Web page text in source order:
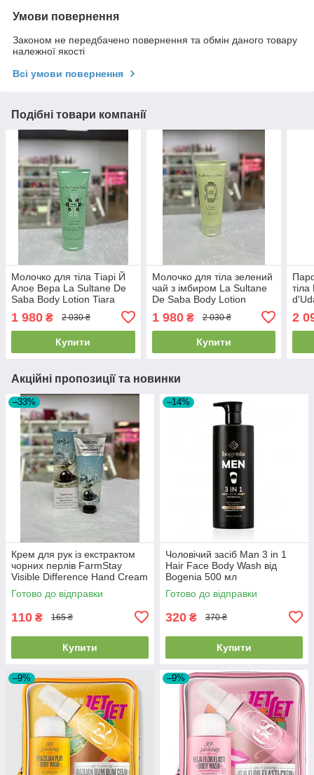
Умови повернення
Законом не передбачено повернення та обмін даного товару
належної якості
Всі умови повернення
Подібні товари компанії
Молочко для тіла Тіарі Й
Алое Вера La Sultane De
Saba Body Lotion Tiara
Flowers & Aloe Vera 200мл
1 980 ₴ 2 030 ₴
Купити
Молочко для тіла зелений
чай з імбиром La Sultane
De Saba Body Lotion
Ginger Green Tea 200мл
1 980₴ 2 030 ₴
Купити
2
Акційні пропозиції та новинки
–33%
Крем для рук із екстрактом
чорних перлів FarmStay
Visible Difference Hand Cream
Black Pearl 100мл
Готово до відправки
110 ₴ 165 ₴
Купити
–14%
Чоловічий засіб Man 3 in 1
Hair Face Body Wash від
Bogenia 500 мл
Готово до відправки
320 ₴ 370 ₴
Купити
–9% –9%